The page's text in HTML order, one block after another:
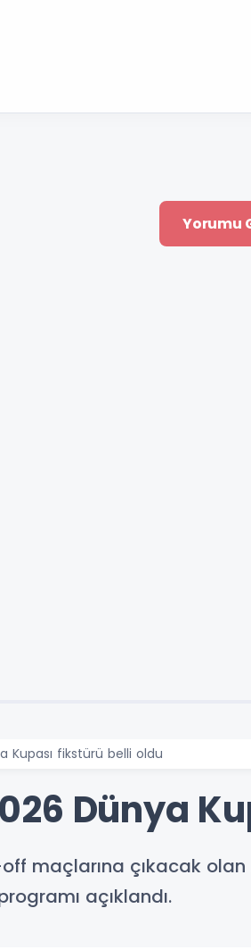
Kupası fikstürü belli oldu
Dünya
maçlarına çıkacak olan
açıklandı.